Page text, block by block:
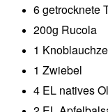
6getrocknete
200g Rucola
1
1 Zwiebel
4 EL natives